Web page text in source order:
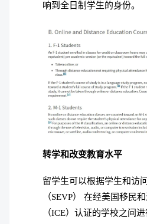
响到全日制学生的身份。
转学和改变教育水平
留学生可以根据学生和访
（SEVP） 在经美国移民
（ICE）认证的学校之间进